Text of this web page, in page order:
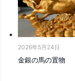
2026年5月24日
金銀の馬の置物